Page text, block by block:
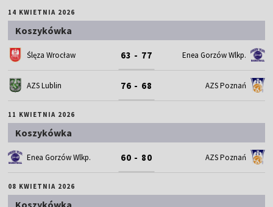
14 KWIETNIA 2026
Koszykówka
Ślęza Wrocław 63 - 77 Enea Gorzów Wlkp.
AZS Lublin 76 - 68 AZS Poznań
11 KWIETNIA 2026
Koszykówka
Enea Gorzów Wlkp. 60 - 80 AZS Poznań
08 KWIETNIA 2026
Koszykówka